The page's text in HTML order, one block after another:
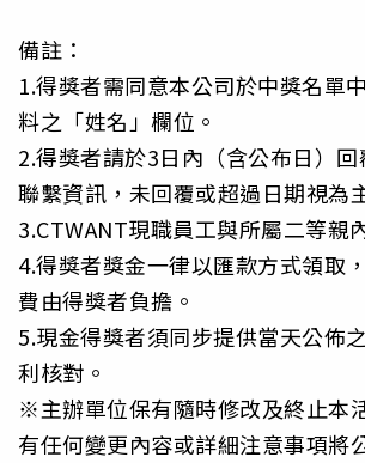
備註：
1.得獎者需同意本公司於中獎名單
料之「姓名」欄位。
2.得獎者請於3日內（含公布日）
聯繫資訊，未回覆或超過日期視為
3.CTWANT現職員工與所屬二等親
4.得獎者獎金一律以匯款方式領取
費由得獎者負擔。
5.現金得獎者須同步提供當天公佈
利核對。
※主辦單位保有隨時修改及終止本
有任何變更內容或詳細注意事項將